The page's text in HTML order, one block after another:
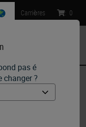
pas é
changer ?
Carrières : 0
Pathology